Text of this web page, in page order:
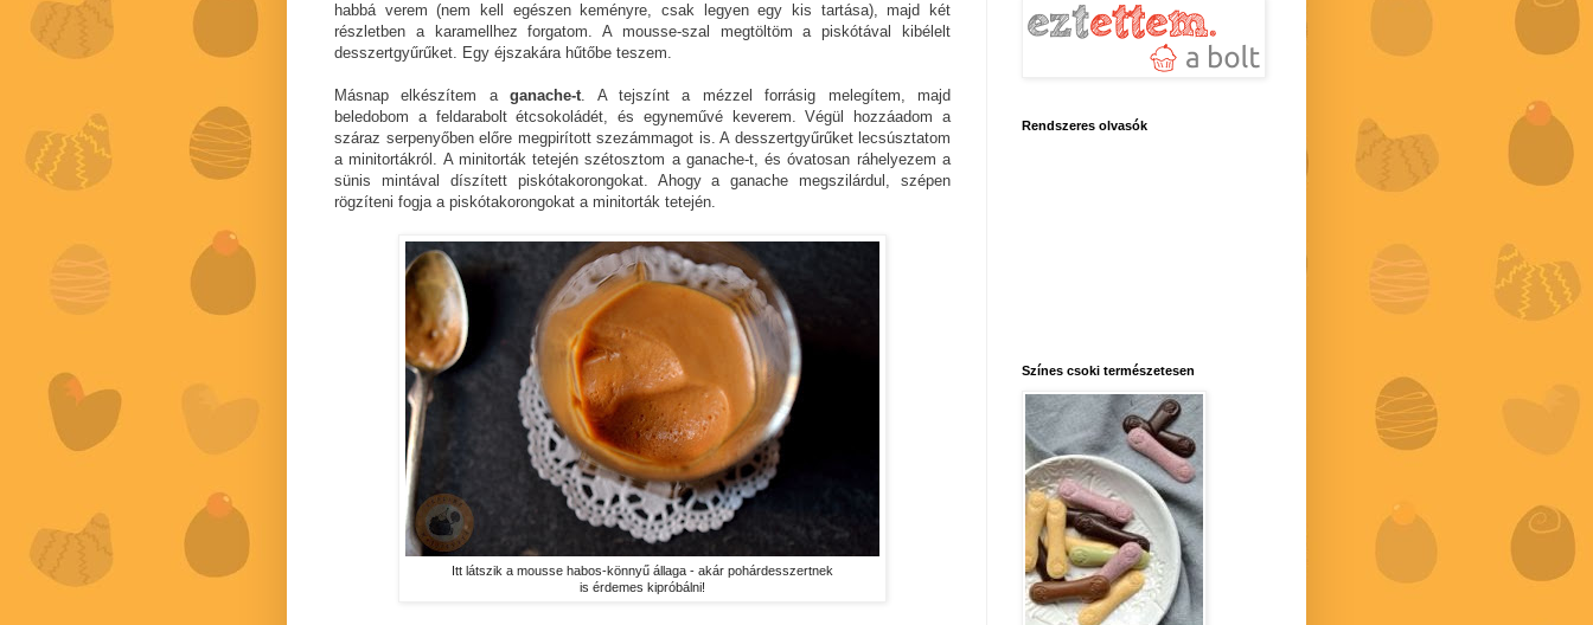
habbá verem (nem kell egészen keményre, csak legyen egy kis tartása), majd két
részletben a karamellhez forgatom. A mousse-szal megtöltöm a piskótával kibélelt
desszertgyűrűket. Egy éjszakára hűtőbe teszem.
Másnap elkészítem aganache-t. A tejszínt a mézzel forrásig melegítem, majd
beledobom a feldarabolt étcsokoládét, és egyneművé keverem. Végül hozzáadom a
száraz serpenyőben előre megpirított szezámmagot is. A desszertgyűrűket lecsúsztatom
a minitortákról. A minitorták tetején szétosztom a ganache-t, és óvatosan ráhelyezem a
sünis mintával díszített piskótakorongokat. Ahogy a ganache megszilárdul, szépen
rögzíteni fogja a piskótakorongokat a minitorták tetején.
Itt látszik a mousse habos-könnyű állaga - akár pohárdesszertnek
is érdemes kipróbálni!
Rendszeres olvasók
Színes csoki természetesen